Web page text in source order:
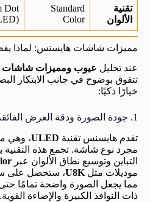
تقنية
الألوان
Standard
Color
Dot
مميزات شاشات هايسنس: لماذا
عند تحليل عيوب ومميزات
تتفوق بوضوح في جانب الابتكار
خيارًا ذكيًا:
1. جودة الصورة ودقة العرض الفائقة
تقدم هايسنس تقنية ULED، وهي
مجرد نوع شاشة. تجمع هذه التقنية
التباين وتوسيع نطاق الألوان عبر
موديلات مثل U8K
مما يجعل الصورة واضحة تمامًا
ذات النوافذ الكبيرة والإضاءة القوية.